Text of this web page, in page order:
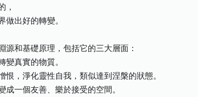
，
出好的轉變。
和基礎原理，包括它的三大層面：
真實的物質。
淨化靈性自我，類似達到涅槃的狀態。
個友善、樂於接受的空間。